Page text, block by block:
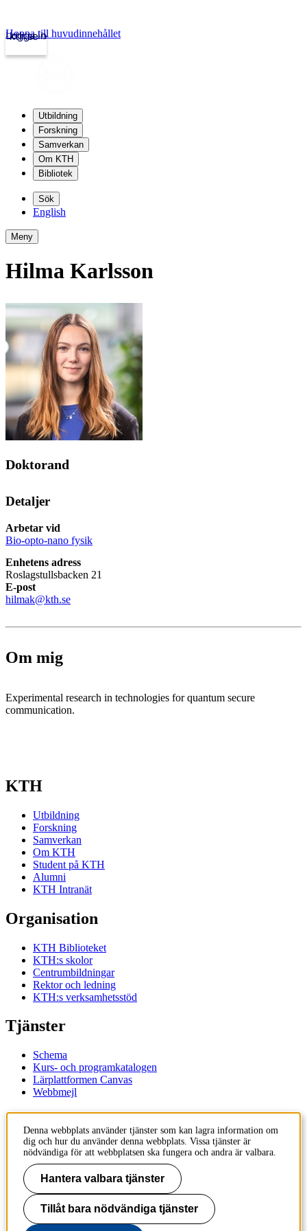
kth.se
Logga in
Hoppa till huvudinnehållet
Utbildning
Forskning
Samverkan
Om KTH
Bibliotek
Sök
English
Meny
Hilma Karlsson
Doktorand
Detaljer
Arbetar vid
Bio-opto-nano fysik
Enhetens adress
Roslagstullsbacken 21
E-post
hilmak@kth.se
Om mig
Experimental research in technologies for quantum secure
communication.
KTH
Utbildning
Forskning
Samverkan
Om KTH
Student på KTH
Alumni
KTH Intranät
Organisation
KTH Biblioteket
KTH:s skolor
Centrumbildningar
Rektor och ledning
KTH:s verksamhetsstöd
Tjänster
Schema
Kurs- och programkatalogen
Lärplattformen Canvas
Webbmejl
KTH
100 44 Stockholm
+46 8 790 60 00
Kontakta KTH
Jobba på KTH
Press och media
Denna webbplats använder tjänster som kan lagra information om
dig och hur du använder denna webbplats. Vissa tjänster är
nödvändiga för att webbplatsen ska fungera och andra är valbara.
Hantera valbara tjänster
Tillåt bara nödvändiga tjänster